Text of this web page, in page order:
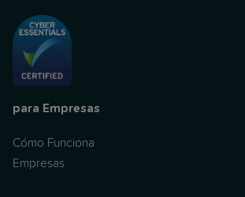
para Empresas
Cómo Funciona
Empresas